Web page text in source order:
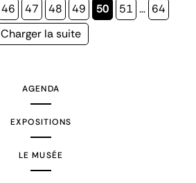
Page
46 Page
47 Page
48 Page
49
Page
50 Page
51 … Page
64
Page
Charger la suite
AGENDA
EXPOSITIONS
LE MUSÉE